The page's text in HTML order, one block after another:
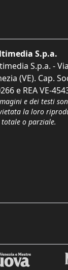
S.p.a.
S.p.a. -
(VE). Cap.
e REA VE-
e dei testi
la loro
o parziale.